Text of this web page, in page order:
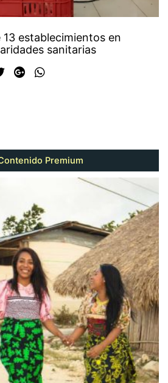
establecimientos en
sanitarias
Premium